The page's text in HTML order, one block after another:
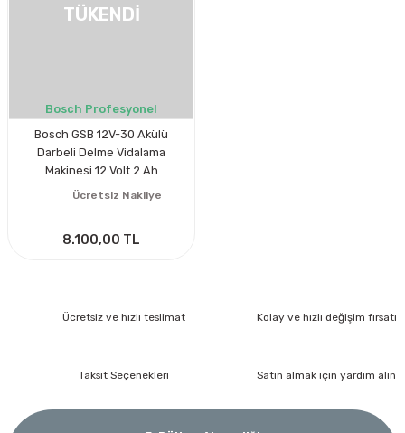
TÜKENDİ
Bosch Profesyonel
Bosch GSB 12V-30 Akülü
Darbeli Delme Vidalama
Makinesi 12 Volt 2 Ah
Ücretsiz Nakliye
8.100,00 TL
Ücretsiz ve hızlı teslimat Kolay ve hızlı değişim fırsatı
Taksit Seçenekleri Satın almak için yardım alın